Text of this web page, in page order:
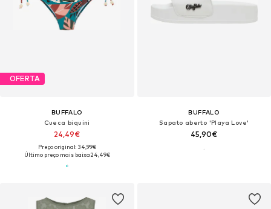
OFERTA
BUFFALO
Cueca biquíni
24,49€
Preço original: 34,99€
Último preço mais baixo:24,49€
BUFFALO
Sapato aberto 'Playa Love'
45,90€